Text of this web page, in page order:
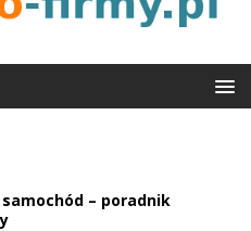
– poradnik